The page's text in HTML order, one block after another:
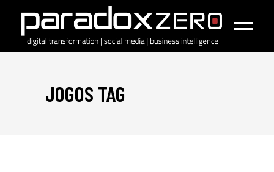
JOGOS TAG